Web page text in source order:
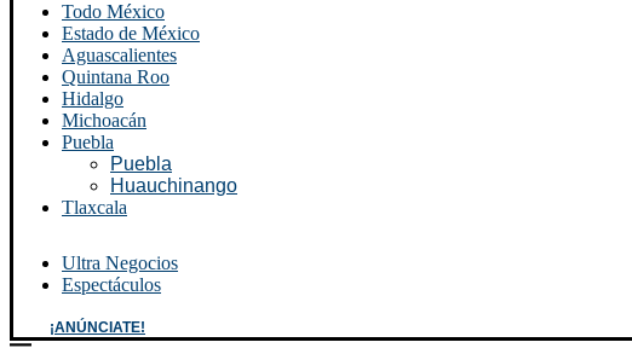
Todo México
Estado de México
Aguascalientes
Quintana Roo
Hidalgo
Michoacán
Puebla
Puebla
Huauchinango
Tlaxcala
Ultra Negocios
Espectáculos
¡ANÚNCIATE!